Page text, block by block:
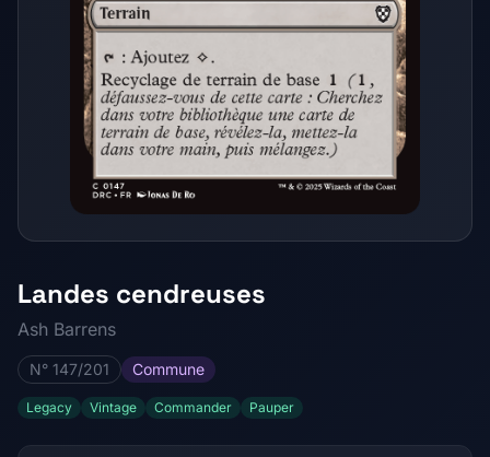
Landes cendreuses
Ash Barrens
N° 147/201 Commune
Legacy Vintage Commander Pauper